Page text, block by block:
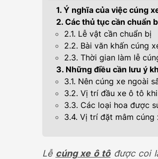
1. Ý nghĩa của việc cúng
2. Các thủ tục cần chuẩn
2.1. Lễ vật cần chuẩn bị
2.2. Bài văn khấn cúng
2.3. Thời gian làm lễ
3. Những điều cần lưu ý
3.1. Nên cúng xe ngoài
3.2. Vị trí đầu xe ô tô
3.3. Các loại hoa được
3.4. Vị trí đặt mâm cúng
Lễ cúng xe ô tôđược coi